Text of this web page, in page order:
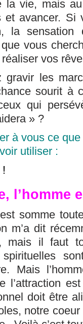
la vie, mais
et avancer. Si
la
vous
vos
gravir les
sourit à
qui
» ?
à vous ce
utiliser :
!
l’homme
somme
m’a dit
mais il faut
Mais
l’attraction
doit être
notre